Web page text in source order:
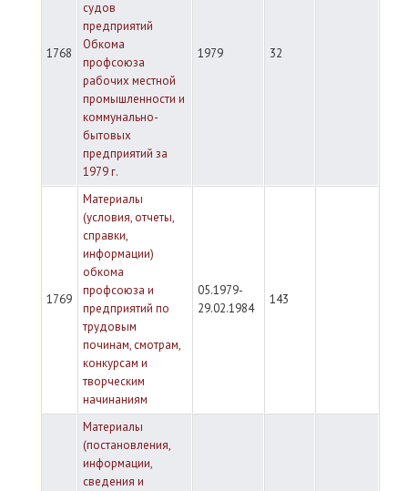
1768
судов
предприятий
Обкома
профсоюза
рабочих местной
промышленности и
коммунально-
бытовых
предприятий за
1979 г.
1979 32
1769
Материалы
(условия, отчеты,
справки,
информации)
обкома
профсоюза и
предприятий по
трудовым
починам, смотрам,
конкурсам и
творческим
начинаниям
05.1979-
29.02.1984
143
Материалы
(постановления,
информации,
сведения и